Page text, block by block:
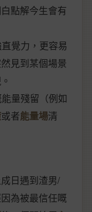
點解今生會有
覺力，更容易
見到某個場景
量殘留（例如
或者能量場清
日遇到渣男/
為被最信任嘅